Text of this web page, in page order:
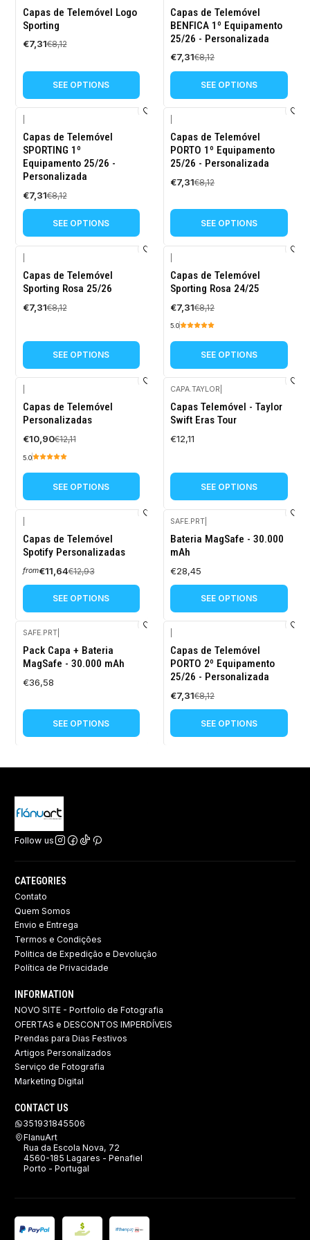
-10%
OFF
Capas de Telemóvel Logo
Sporting
€7,31€8,12
SEE OPTIONS
-10%
OFF
Capas de Telemóvel
BENFICA 1º Equipamento
25/26 - Personalizada
€7,31€8,12
SEE OPTIONS
-10%
OFF
Capas de Telemóvel
SPORTING 1º
Equipamento 25/26 -
Personalizada
€7,31€8,12
SEE OPTIONS
-10%
OFF
Capas de Telemóvel
PORTO 1º Equipamento
25/26 - Personalizada
€7,31€8,12
SEE OPTIONS
-10%
OFF
Capas de Telemóvel
Sporting Rosa 25/26
€7,31€8,12
SEE OPTIONS
-10%
OFF
Capas de Telemóvel
Sporting Rosa 24/25
€7,31€8,12
5.0
SEE OPTIONS
-10%
OFF
Capas de Telemóvel
Personalizadas
€10,90€12,11
5.0
SEE OPTIONS
CAPA.TAYLOR
Capas Telemóvel - Taylor
Swift Eras Tour
€12,11
SEE OPTIONS
-10%
OFF
Capas de Telemóvel
Spotify Personalizadas
from€11,64€12,93
SEE OPTIONS
SAFE.PRT
Bateria MagSafe - 30.000
mAh
€28,45
SEE OPTIONS
SAFE.PRT|
Pack Capa + Bateria
MagSafe - 30.000 mAh
€36,58
SEE OPTIONS
-10%
OFF
Capas de Telemóvel
PORTO 2º Equipamento
25/26 - Personalizada
€7,31€8,12
SEE OPTIONS
Follow us
CATEGORIES
Contato
Quem Somos
Envio e Entrega
Termos e Condições
Politica de Expedição e Devolução ​
Política de Privacidade
INFORMATION
NOVO SITE - Portfolio de Fotografia
OFERTAS e DESCONTOS IMPERDÍVEIS
Prendas para Dias Festivos
Artigos Personalizados
Serviço de Fotografia
Marketing Digital
CONTACT US
351931845506
FlanuArt
Rua da Escola Nova, 72
4560-185 Lagares - Penafiel
Porto - Portugal